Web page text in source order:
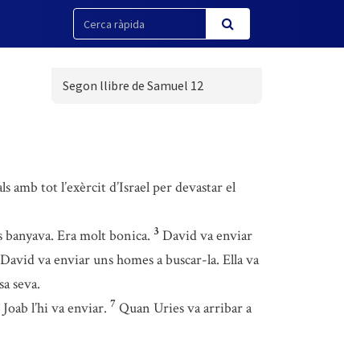
Segon llibre de Samuel 12
amb tot l’exèrcit d’Israel per devastar el
Era molt bonica. 3 David va enviar
va enviar uns homes a buscar-la. Ella va
seva.
l’hi va enviar. 7 Quan Uries va arribar a